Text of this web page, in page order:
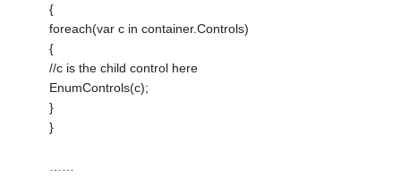
{
foreach(var c in container.Controls)
{
//c is the child control here
EnumControls(c);
}
}